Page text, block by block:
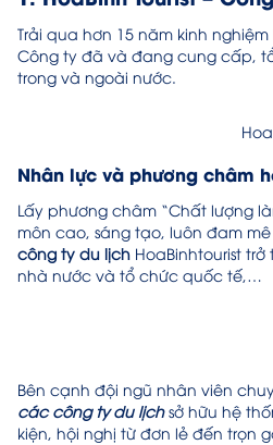
Trải qua hơn 15 năm kinh
Công ty đã và đang cung cấp,
trong và ngoài nước.
Nhân lực và phương châm
Lấy phương châm “Chất lượng
môn cao, sáng tạo, luôn đam
công ty du lịch HoaBinhtourist
nhà nước và tổ chức quốc tế,…
Bên cạnh đội ngũ nhân viên
các công ty du lịchsở hữu hệ
kiện, hội nghị từ đơn lẻ đến trọn